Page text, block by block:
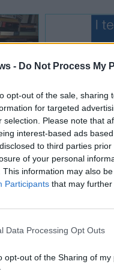
- Do Not Process My
opt-out of the sale,
for targeted
selection. Please note that
interest-based ads
to third parties
of your personal
This information may also
Participants that may further
Data Processing Opt Outs
opt-out of the Sharing of my
per
in
INCONTRI
30 Settembre
Renato